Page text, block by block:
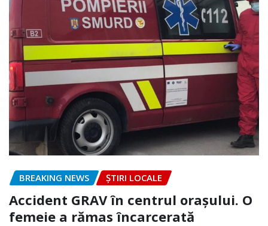
BREAKING NEWS ȘTIRI LOCALE
Accident GRAV în centrul orașului. O
femeie a rămas încarcerată